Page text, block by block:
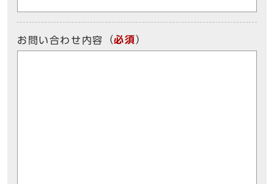
お問い合わせ内容 （必須）